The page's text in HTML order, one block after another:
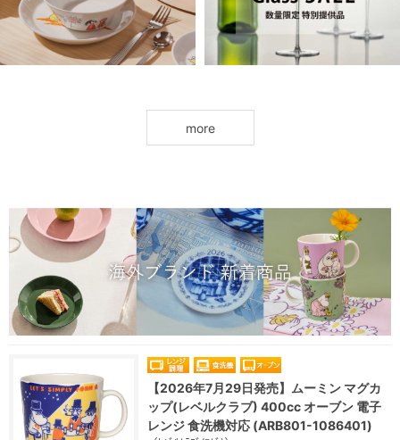
more
【2026年7月29日発売】ムーミン マグカ
ップ(レベルクラブ) 400cc オーブン 電子
レンジ 食洗機対応 (ARB801-1086401)